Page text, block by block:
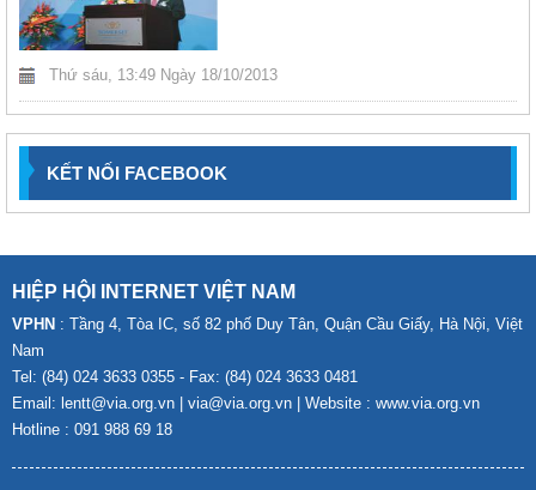
Thứ sáu, 13:49 Ngày 18/10/2013
KẾT NỐI FACEBOOK
HIỆP HỘI INTERNET VIỆT NAM
VPHN : Tầng 4, Tòa IC, số 82 phố Duy Tân, Quận Cầu Giấy, Hà Nội, Việt
Nam
Tel: (84) 024 3633 0355 - Fax: (84) 024 3633 0481
Email: lentt@via.org.vn | via@via.org.vn | Website : www.via.org.vn
Hotline : 091 988 69 18